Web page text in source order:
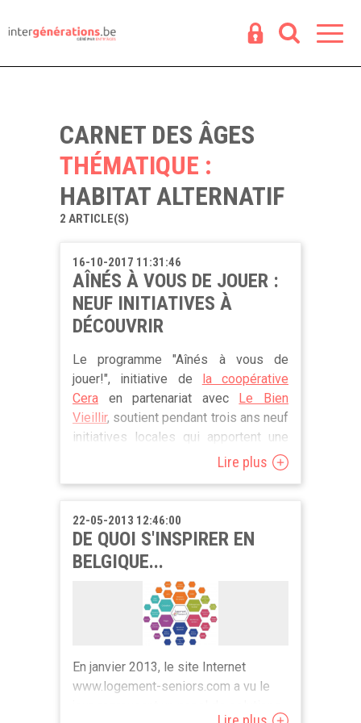
CARNET DES ÂGES
THÉMATIQUE :
HABITAT ALTERNATIF
2 ARTICLE(S)
16-10-2017 11:31:46
AÎNÉS À VOUS DE JOUER :
NEUF INITIATIVES À
DÉCOUVRIR
Le programme "Aînés à vous de
jouer!", initiative de la coopérative
Cera en partenariat avec Le Bien
Vieillir, soutient pendant trois ans neuf
initiatives locales qui apportent une
réponse innovante aux besoins des
seniors vulnérables. A l'issue de la
mosaïque de ces projets. L'occasion
de voir comment ils évoluent, quels
enseignements tirer de leur
expérience et des témoignages des
Lire plus
22-05-2013 12:46:00
DE QUOI S'INSPIRER EN
BELGIQUE...
En janvier 2013, le site Internet
www.logement-seniors.com a vu le